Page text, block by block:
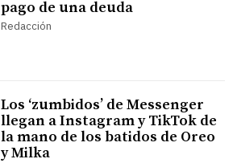
pago de una deuda
Redacción
Los ‘zumbidos’ de Messenger
llegan a Instagram y TikTok de
la mano de los batidos de Oreo
y Milka